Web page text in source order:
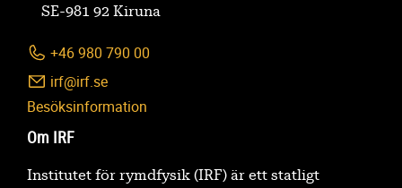
SE-981 92 Kiruna
+46 980 790 00
irf@irf.se
Besöksinformation
Om IRF
Institutet för rymdfysik (IRF) är ett statligt